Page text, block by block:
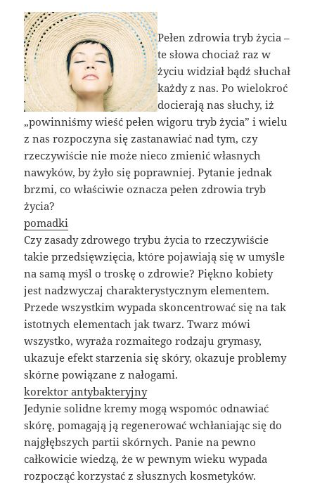
Pełen zdrowia tryb życia –
te słowa chociaż raz w
życiu widział bądź słuchał
każdy z nas. Po wielokroć
docierają nas słuchy, iż
„powinniśmy wieść pełen wigoru tryb życia” i wielu
z nas rozpoczyna się zastanawiać nad tym, czy
rzeczywiście nie może nieco zmienić własnych
nawyków, by żyło się poprawniej. Pytanie jednak
brzmi, co właściwie oznacza pełen zdrowia tryb
życia?
pomadki
Czy zasady zdrowego trybu życia to rzeczywiście
takie przedsięwzięcia, które pojawiają się w umyśle
na samą myśl o troskę o zdrowie? Piękno kobiety
jest nadzwyczaj charakterystycznym elementem.
Przede wszystkim wypada skoncentrować się na tak
istotnych elementach jak twarz. Twarz mówi
wszystko, wyraża rozmaitego rodzaju grymasy,
ukazuje efekt starzenia się skóry, okazuje problemy
skórne powiązane z nałogami.
korektor antybakteryjny
Jedynie solidne kremy mogą wspomóc odnawiać
skórę, pomagają ją regenerować wchłaniając się do
najgłębszych partii skórnych. Panie na pewno
całkowicie wiedzą, że w pewnym wieku wypada
rozpocząć korzystać z słusznych kosmetyków.